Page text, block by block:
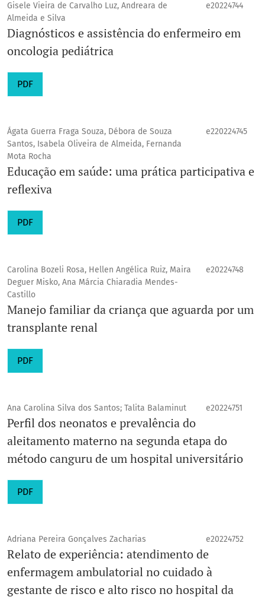
Gisele Vieira de Carvalho Luz, Andreara de
Almeida e Silva
e20224744
Diagnósticos e assistência do enfermeiro em
oncologia pediátrica
PDF
Ágata Guerra Fraga Souza, Débora de Souza
Santos, Isabela Oliveira de Almeida, Fernanda
Mota Rocha
e220224745
Educação em saúde: uma prática participativa e
reflexiva
PDF
Carolina Bozeli Rosa, Hellen Angélica Ruiz, Maira
Deguer Misko, Ana Márcia Chiaradia Mendes-
Castillo
e20224748
Manejo familiar da criança que aguarda por um
transplante renal
PDF
Ana Carolina Silva dos Santos; Talita Balaminut e20224751
Perfil dos neonatos e prevalência do
aleitamento materno na segunda etapa do
método canguru de um hospital universitário
PDF
Adriana Pereira Gonçalves Zacharias e20224752
Relato de experiência: atendimento de
enfermagem ambulatorial no cuidado à
gestante de risco e alto risco no hospital da